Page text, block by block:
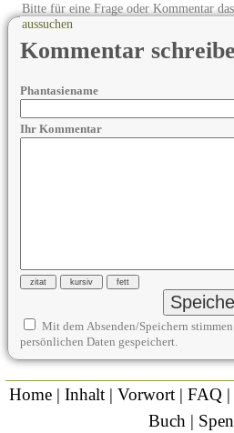
Bitte für eine Frage oder Kommentar
aussuchen
Kommentar
Phantasiename
Ihr Kommentar
Mit dem Absenden/Speichern
persönlichen Daten gespeichert.
Home| Inhalt| Vorwort| FAQ |
Buch |